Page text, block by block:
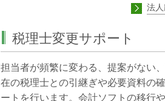
法
税理士変更サポート
担当者が頻繁に変わる、提案がない
在の税理士との引継ぎや必要資料の
ートを行います。会計ソフトの移行